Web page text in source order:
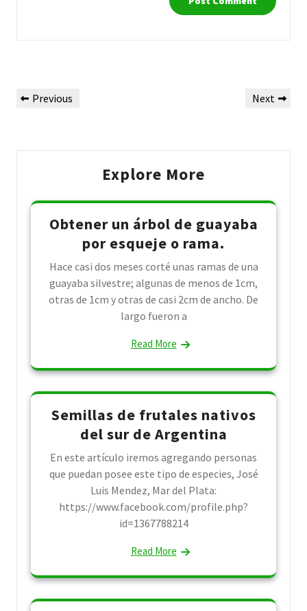
navigation
Previous
Previous
Next
Next
Explore More
Obtener un árbol de guayaba
por esqueje o rama.
Hace casi dos meses corté unas ramas de una
guayaba silvestre; algunas de menos de 1cm,
otras de 1cm y otras de casi 2cm de ancho. De
largo fueron a
Read More
Semillas de frutales nativos
del sur de Argentina
En este artículo iremos agregando personas
que puedan posee este tipo de especies, José
Luis Mendez, Mar del Plata:
https://www.facebook.com/profile.php?
id=1367788214
Read More